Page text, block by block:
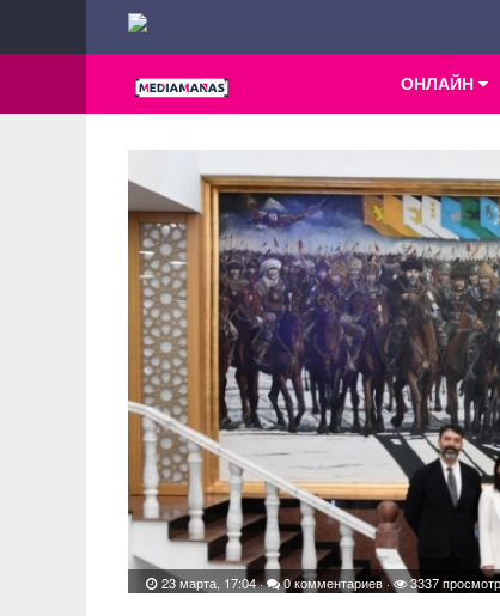
ОНЛАЙН
23 марта, 17:04· 0 комментариев· 3337